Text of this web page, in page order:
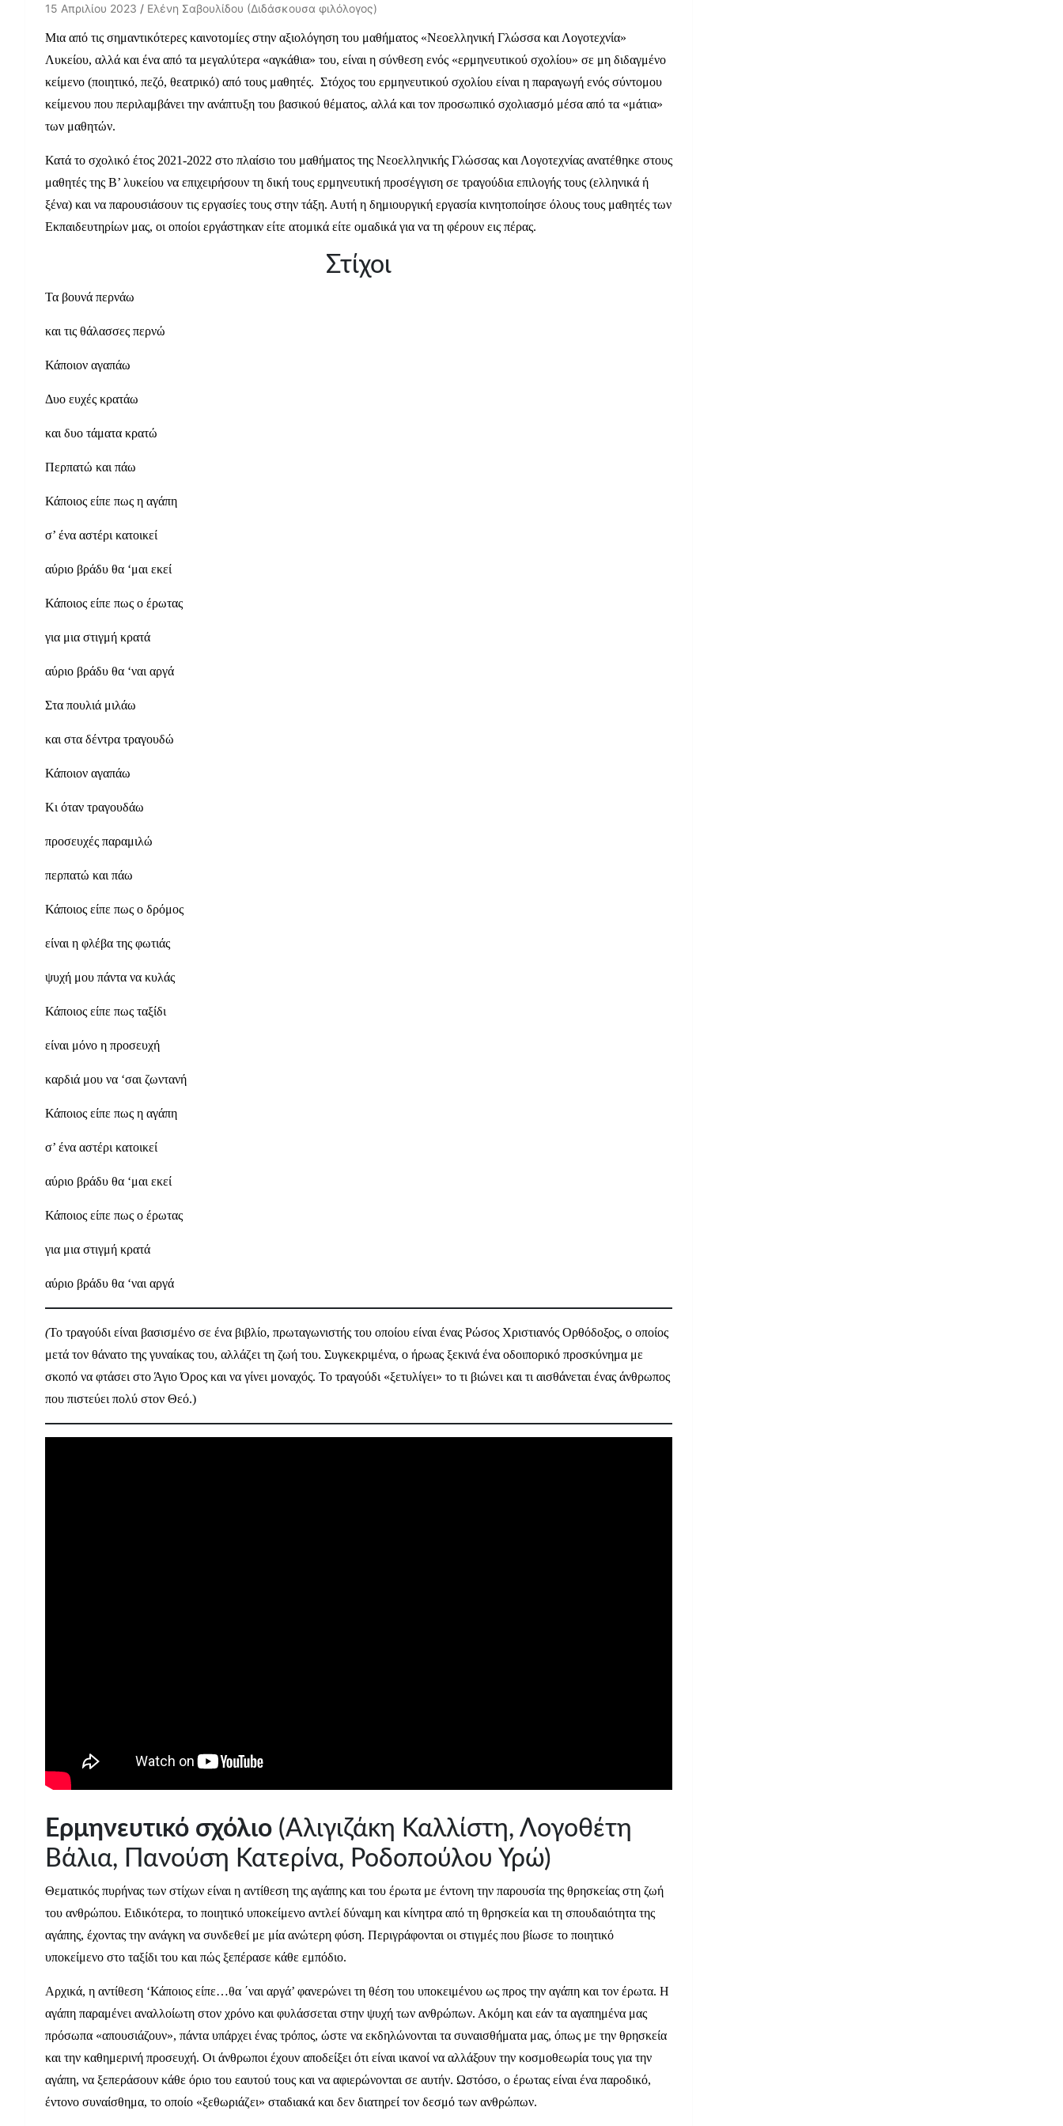
15 Απριλίου 2023 Ελένη Σαβουλίδου (Διδάσκουσα φιλόλογος)
Μια από τις σημαντικότερες καινοτομίες στην αξιολόγηση του μαθήματος «Νεοελληνική Γλώσσα και Λογοτεχνία»
Λυκείου, αλλά και ένα από τα μεγαλύτερα «αγκάθια» του, είναι η σύνθεση ενός «ερμηνευτικού σχολίου» σε μη διδαγμένο
κείμενο (ποιητικό, πεζό, θεατρικό) από τους μαθητές. Στόχος του ερμηνευτικού σχολίου είναι η παραγωγή ενός σύντομου
κείμενου που περιλαμβάνει την ανάπτυξη του βασικού θέματος, αλλά και τον προσωπικό σχολιασμό μέσα από τα «μάτια»
των μαθητών.
Κατά το σχολικό έτος 2021-2022 στο πλαίσιο του μαθήματος της Νεοελληνικής Γλώσσας και Λογοτεχνίας ανατέθηκε στους
μαθητές της Β’ λυκείου να επιχειρήσουν τη δική τους ερμηνευτική προσέγγιση σε τραγούδια επιλογής τους (ελληνικά ή
ξένα) και να παρουσιάσουν τις εργασίες τους στην τάξη. Αυτή η δημιουργική εργασία κινητοποίησε όλους τους μαθητές των
Εκπαιδευτηρίων μας, οι οποίοι εργάστηκαν είτε ατομικά είτε ομαδικά για να τη φέρουν εις πέρας.
Στίχοι
Τα βουνά περνάω
και τις θάλασσες περνώ
Κάποιον αγαπάω
Δυο ευχές κρατάω
και δυο τάματα κρατώ
Περπατώ και πάω
Κάποιος είπε πως η αγάπη
σ’ ένα αστέρι κατοικεί
αύριο βράδυ θα ‘μαι εκεί
Κάποιος είπε πως ο έρωτας
για μια στιγμή κρατά
αύριο βράδυ θα ‘ναι αργά
Στα πουλιά μιλάω
και στα δέντρα τραγουδώ
Κάποιον αγαπάω
Κι όταν τραγουδάω
προσευχές παραμιλώ
περπατώ και πάω
Κάποιος είπε πως ο δρόμος
είναι η φλέβα της φωτιάς
ψυχή μου πάντα να κυλάς
Κάποιος είπε πως ταξίδι
είναι μόνο η προσευχή
καρδιά μου να ‘σαι ζωντανή
Κάποιος είπε πως η αγάπη
σ’ ένα αστέρι κατοικεί
αύριο βράδυ θα ‘μαι εκεί
Κάποιος είπε πως ο έρωτας
για μια στιγμή κρατά
αύριο βράδυ θα ‘ναι αργά
(Το τραγούδι είναι βασισμένο σε ένα βιβλίο, πρωταγωνιστής του οποίου είναι ένας Ρώσος Χριστιανός Ορθόδοξος, ο οποίος
μετά τον θάνατο της γυναίκας του, αλλάζει τη ζωή του. Συγκεκριμένα, ο ήρωας ξεκινά ένα οδοιπορικό προσκύνημα με
σκοπό να φτάσει στο Άγιο Όρος και να γίνει μοναχός. Το τραγούδι «ξετυλίγει» το τι βιώνει και τι αισθάνεται ένας άνθρωπος
που πιστεύει πολύ στον Θεό.)
Ερμηνευτικό σχόλιο (Αλιγιζάκη Καλλίστη, Λογοθέτη
Βάλια, Πανούση Κατερίνα, Ροδοπούλου Υρώ)
Θεματικός πυρήνας των στίχων είναι η αντίθεση της αγάπης και του έρωτα με έντονη την παρουσία της θρησκείας στη ζωή
του ανθρώπου. Ειδικότερα, το ποιητικό υποκείμενο αντλεί δύναμη και κίνητρα από τη θρησκεία και τη σπουδαιότητα της
αγάπης, έχοντας την ανάγκη να συνδεθεί με μία ανώτερη φύση. Περιγράφονται οι στιγμές που βίωσε το ποιητικό
υποκείμενο στο ταξίδι του και πώς ξεπέρασε κάθε εμπόδιο.
Αρχικά, η αντίθεση ‘Κάποιος είπε…θα ΄ναι αργά’ φανερώνει τη θέση του υποκειμένου ως προς την αγάπη και τον έρωτα. Η
αγάπη παραμένει αναλλοίωτη στον χρόνο και φυλάσσεται στην ψυχή των ανθρώπων. Ακόμη και εάν τα αγαπημένα μας
πρόσωπα «απουσιάζουν», πάντα υπάρχει ένας τρόπος, ώστε να εκδηλώνονται τα συναισθήματα μας, όπως με την θρησκεία
και την καθημερινή προσευχή. Οι άνθρωποι έχουν αποδείξει ότι είναι ικανοί να αλλάξουν την κοσμοθεωρία τους για την
αγάπη, να ξεπεράσουν κάθε όριο του εαυτού τους και να αφιερώνονται σε αυτήν. Ωστόσο, ο έρωτας είναι ένα παροδικό,
έντονο συναίσθημα, το οποίο «ξεθωριάζει» σταδιακά και δεν διατηρεί τον δεσμό των ανθρώπων.